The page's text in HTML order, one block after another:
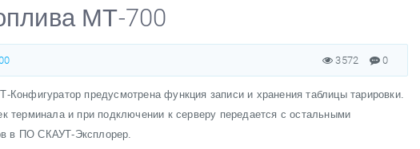
МТ-700
0
3572
предусмотрена функция записи и хранения таблицы тарировки.
терминала и при подключении к серверу передается с остальными
в ПО СКАУТ-Эксплорер.